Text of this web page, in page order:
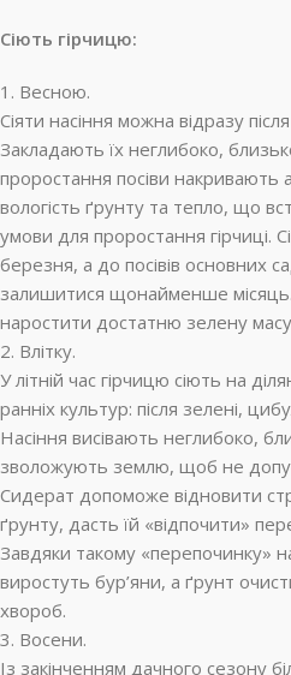
Сіють гірчицю:
1. Весною.
Сіяти насіння можна відразу
Закладають їх неглибоко,
проростання посіви накривають
вологість ґрунту та тепло, що
умови для проростання гірчиці.
березня, а до посівів основних
залишитися щонайменше місяць.
наростити достатню зелену
2. Влітку.
У літній час гірчицю сіють на
ранніх культур: після зелені,
Насіння висівають неглибоко,
зволожують землю, щоб не
Сидерат допоможе відновити
ґрунту, дасть їй «відпочити»
Завдяки такому «перепочинку»
виростуть бур’яни, а ґрунт
хвороб.
3. Восени.
Із закінченням дачного сезону